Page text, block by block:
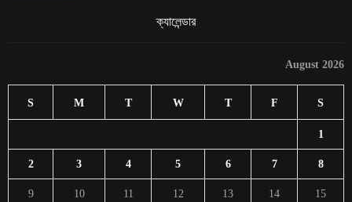
ক্যালেন্ডার
August 2026
S M T W T F S
1
2 3 4 5 6 7 8
9 10 11 12 13 14 15